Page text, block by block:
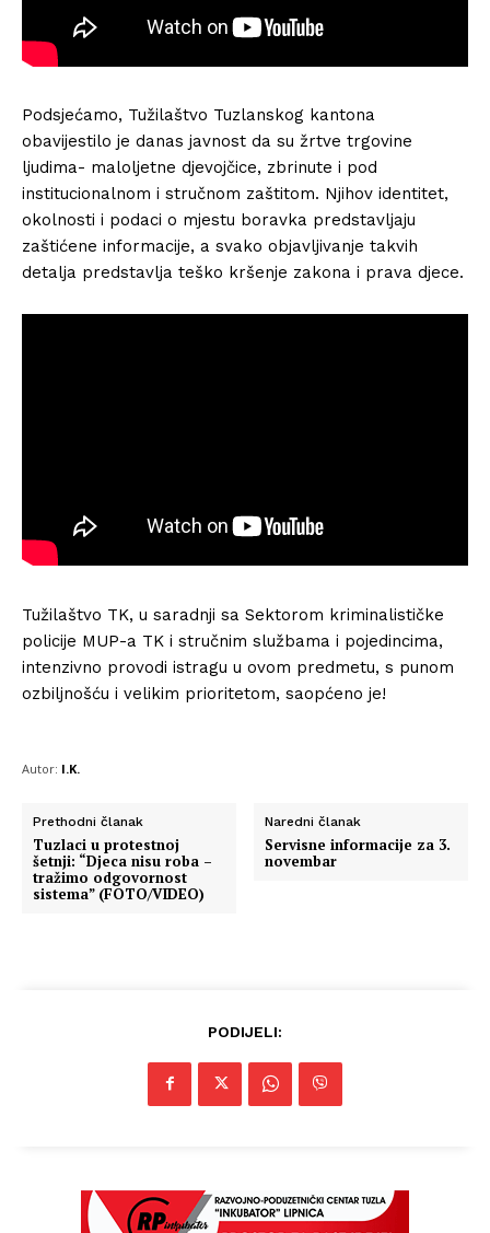
Podsjećamo, Tužilaštvo Tuzlanskog kantona
obavijestilo je danas javnost da su žrtve trgovine
ljudima- maloljetne djevojčice, zbrinute i pod
institucionalnom i stručnom zaštitom. Njihov identitet,
okolnosti i podaci o mjestu boravka predstavljaju
zaštićene informacije, a svako objavljivanje takvih
detalja predstavlja teško kršenje zakona i prava djece.
Tužilaštvo TK, u saradnji sa Sektorom kriminalističke
policije MUP-a TK i stručnim službama i pojedincima,
intenzivno provodi istragu u ovom predmetu, s punom
ozbiljnošću i velikim prioritetom, saopćeno je!
Autor: I.K.
Prethodni članak
Tuzlaci u protestnoj
šetnji: “Djeca nisu roba –
tražimo odgovornost
sistema” (FOTO/VIDEO)
Naredni članak
Servisne informacije za 3.
novembar
PODIJELI: